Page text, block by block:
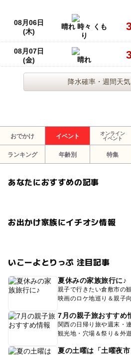
08月06日
(木)
晴れ 時々 くも
り
08月07日
(金)
晴れ
降水確率・週間天
おでかけ イベント
オンライン
イベント
ランキング 年齢別 特集
あなたにおすすめの記事
お出かけ家族にイチオシ情報
いこーよとりっぷ 注目記事
夏休みの家族旅行に♪
親子で行きたい倉敷市の
映画のロケ地巡り＆親子
7月の親子旅おすすめ
関西の日帰り旅や週末・
観光地・穴場＆祭り＆外
夏の土曜は「土曜夜